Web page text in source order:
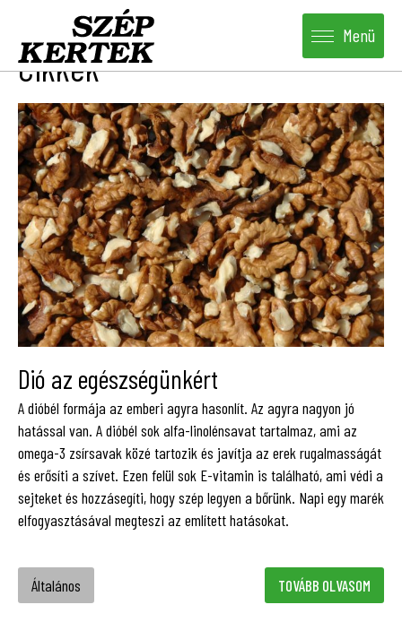
Menü
-Cikkek
Cikkek
Dió az egészségünkért
A dióbél formája az emberi agyra hasonlít. Az agyra nagyon jó
hatással van. A dióbél sok alfa-linolénsavat tartalmaz, ami az
omega-3 zsírsavak közé tartozik és javítja az erek rugalmasságát
és erősíti a szívet. Ezen felül sok E-vitamin is található, ami védi a
sejteket és hozzásegíti, hogy szép legyen a bőrünk. Napi egy marék
elfogyasztásával megteszi az említett hatásokat.
Általános TOVÁBB OLVASOM